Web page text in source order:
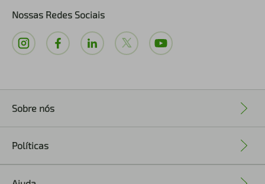
Nossas Redes Sociais
Sobre nós
Políticas